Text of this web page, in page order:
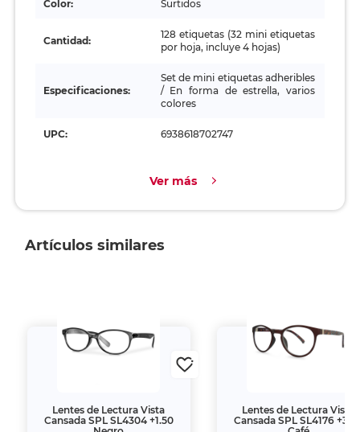
Color: Surtidos
Cantidad:
128 etiquetas (32 mini etiquetas
por hoja, incluye 4 hojas)
Especificaciones:
Set de mini etiquetas adheribles
/ En forma de estrella, varios
colores
UPC: 6938618702747
Ver más
Artículos similares
Lentes de Lectura Vista
Cansada SPL SL4304 +1.50
Lentes de Lectura Vista
Cansada SPL SL4176